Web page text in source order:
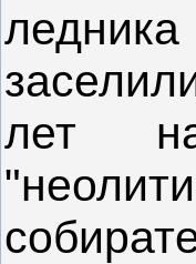
лет